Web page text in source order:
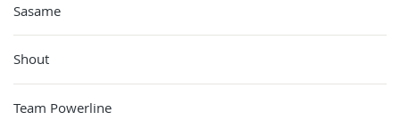
Sasame
Shout
Team Powerline